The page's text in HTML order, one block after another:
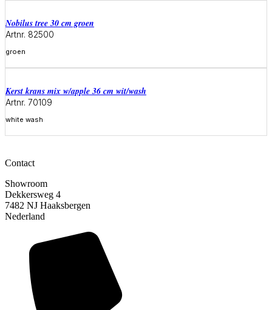
Nobilus tree 30 cm groen
Artnr. 82500
groen
Meer informatie
Kerst krans mix w/apple 36 cm wit/wash
Artnr. 70109
white wash
Contact
Showroom
Dekkersweg 4
7482 NJ Haaksbergen
Nederland